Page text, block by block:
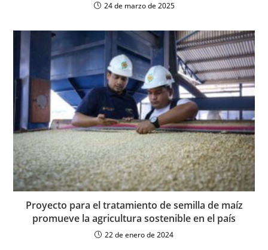
24 de marzo de 2025
Proyecto para el tratamiento de semilla de maíz
promueve la agricultura sostenible en el país
22 de enero de 2024